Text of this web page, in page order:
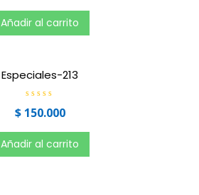
o
r
a
d
d
5
Añadir al carrito
Especiales-213
V
a
o
r
a
d
$150.000
Añadir al carrito